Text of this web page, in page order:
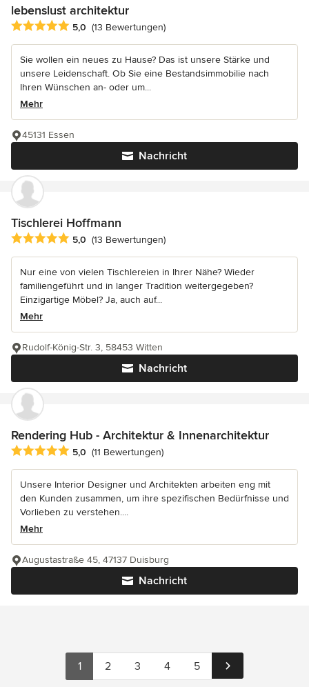
lebenslust architektur
Durchschnittliche Bewertung: 5 von 5 Sternen
5,0 (13 Bewertungen)
Sie wollen ein neues zu Hause? Das ist unsere Stärke und
unsere Leidenschaft. Ob Sie eine Bestandsimmobilie nach
Ihren Wünschen an- oder um...
Mehr
Nachricht
45131 Essen
Tischlerei Hoffmann
Durchschnittliche Bewertung: 5 von 5 Sternen
5,0 (13 Bewertungen)
Nur eine von vielen Tischlereien in Ihrer Nähe? Wieder
familiengeführt und in langer Tradition weitergegeben?
Einzigartige Möbel? Ja, auch auf...
Mehr
Nachricht
Rudolf-König-Str. 3, 58453 Witten
Rendering Hub - Architektur & Innenarchitektur
Durchschnittliche Bewertung: 5 von 5 Sternen
5,0 (11 Bewertungen)
Unsere Interior Designer und Architekten arbeiten eng mit
den Kunden zusammen, um ihre spezifischen Bedürfnisse und
Vorlieben zu verstehen....
Mehr
Nachricht
Augustastraße 45, 47137 Duisburg
1 2 3 4 5